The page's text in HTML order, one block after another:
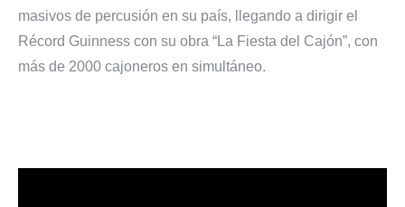
masivos de percusión en su país, llegando a dirigir el
Récord Guinness con su obra “La Fiesta del Cajón”, con
más de 2000 cajoneros en simultáneo.